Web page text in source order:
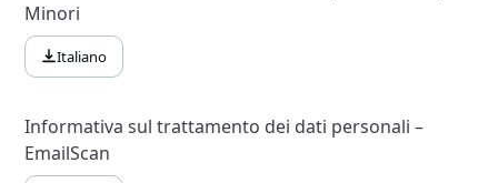
Minori
Italiano
Informativa sul trattamento dei dati personali –
EmailScan